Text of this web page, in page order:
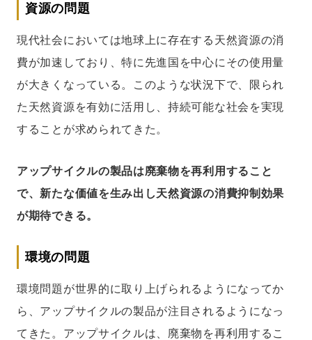
資源の問題
現代社会においては地球上に存在する天然資源の消
費が加速しており、特に先進国を中心にその使用量
が大きくなっている。このような状況下で、限られ
た天然資源を有効に活用し、持続可能な社会を実現
することが求められてきた。
アップサイクルの製品は廃棄物を再利用すること
で、新たな価値を生み出し天然資源の消費抑制効果
が期待できる。
環境の問題
環境問題が世界的に取り上げられるようになってか
ら、アップサイクルの製品が注目されるようになっ
てきた。アップサイクルは、廃棄物を再利用するこ